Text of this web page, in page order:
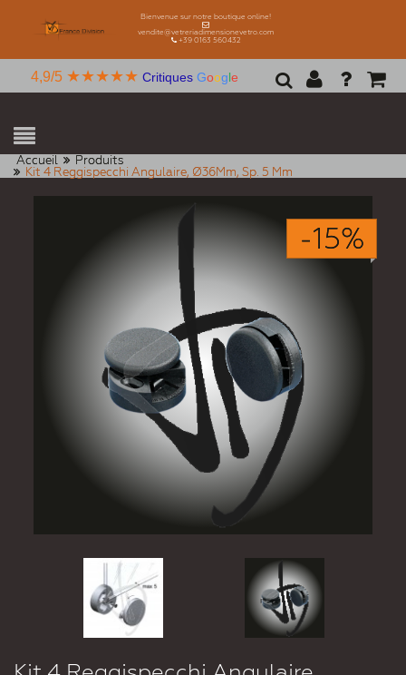
Bienvenue sur notre boutique online!
vendite@vetreriadimensionevetro.com
+39 0163 560432
4,9/5 ★★★★★ Critiques Google
Accueil
Produits
Kit 4 Reggispecchi Angulaire, Ø36Mm, Sp. 5 Mm
-15%